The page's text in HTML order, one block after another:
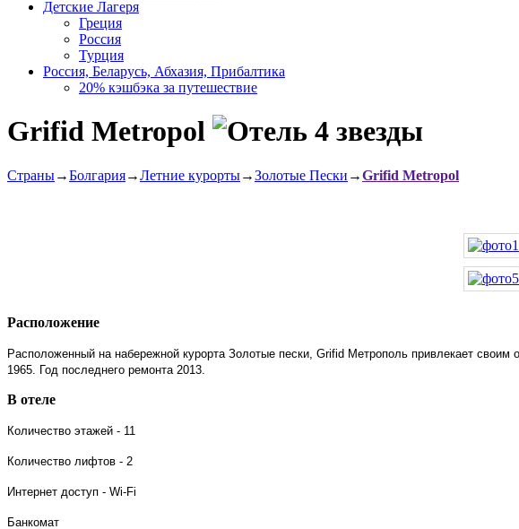
Детские Лагеря
Греция
Россия
Турция
Россия, Беларусь, Абхазия, Прибалтика
20% кэшбэка за путешествие
Grifid Metropol
Страны→Болгария→Летние курорты→Золотые Пески →Grifid Metropol
Расположение
Расположенный на набережной курорта Золотые пески, Grifid Метрополь привлекает
1965. Год последнего ремонта 2013.
В отеле
Количество этажей - 11
Количество лифтов - 2
Интернет доступ - Wi-Fi
Банкомат